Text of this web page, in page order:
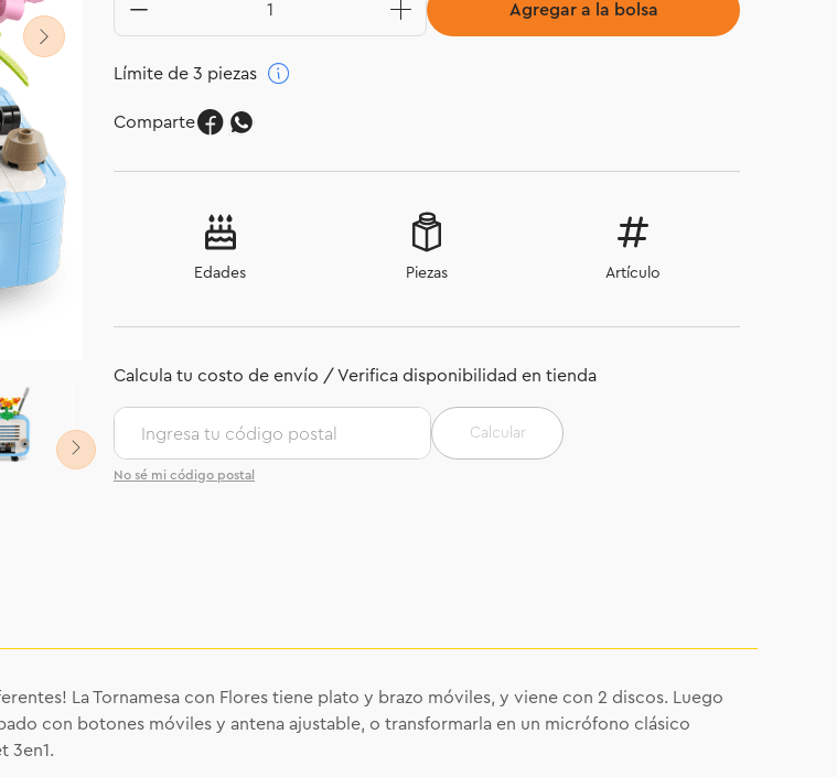
Agregar a la bolsa
Límite de 3 piezas
Comparte
Edades Piezas Artículo
No sé mi código postal
Calcular
La Tornamesa con Flores tiene plato y brazo móviles, y viene con 2 discos. Luego
con botones móviles y antena ajustable, o transformarla en un micrófono clásico
3en1.